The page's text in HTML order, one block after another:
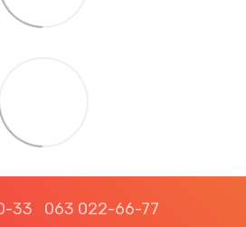
33 063 022-66-77